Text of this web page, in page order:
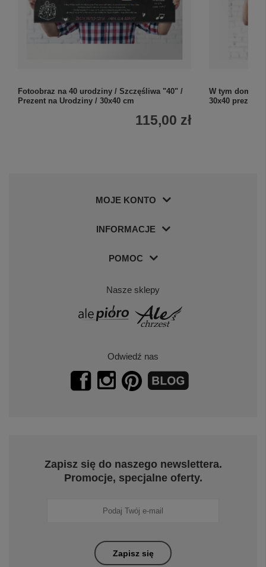
Fotoobraz na 40 urodziny / Szczęśliwa "40" /
Prezent na Urodziny / 30x40 cm
115,00 zł
W tym domu
30x40 prezent
MOJE KONTO
INFORMACJE
POMOC
Nasze sklepy
Odwiedź nas
Zapisz się do naszego newslettera.
Promocje, specjalne oferty.
Zapisz się